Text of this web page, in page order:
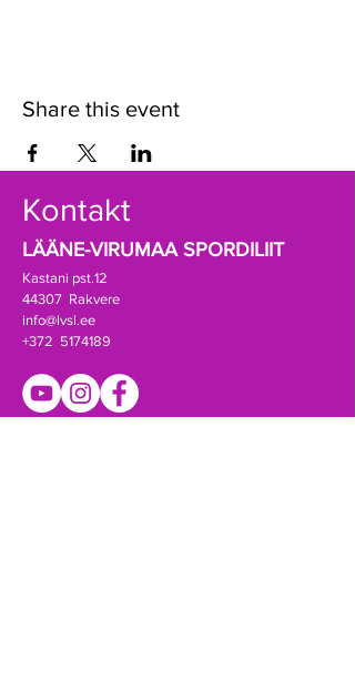
Share this event
Kontakt
LÄÄNE-VIRUMAA SPORDILIIT
Kastani pst.12
44307 Rakvere
info@lvsl.ee
+372 5174189